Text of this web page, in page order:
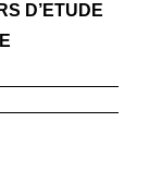
D’ETUDE